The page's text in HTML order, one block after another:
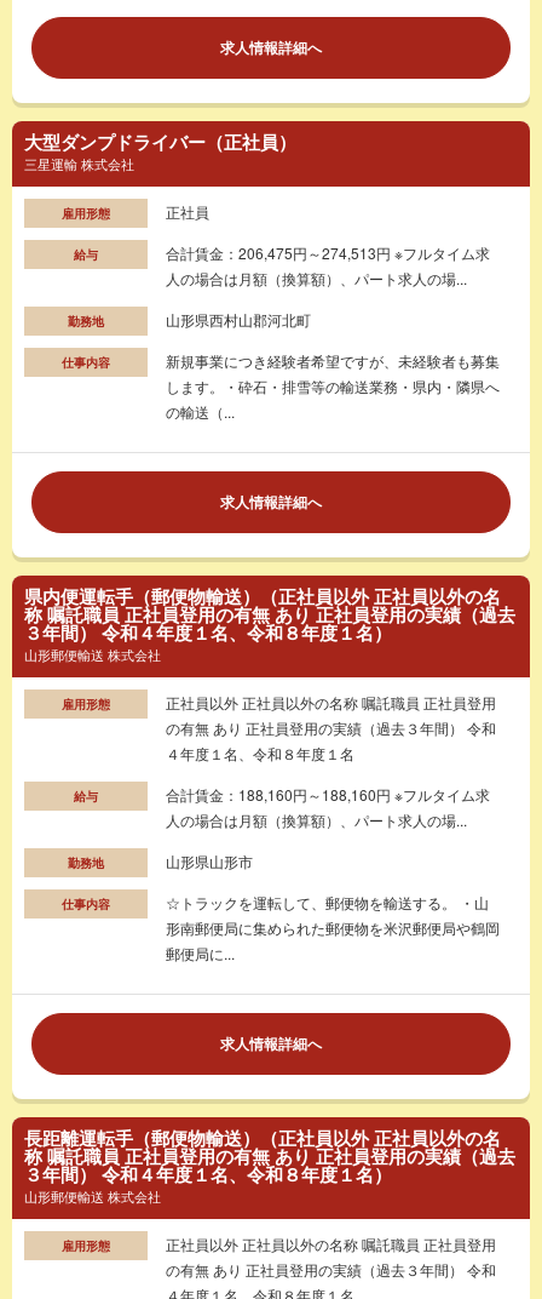
求人情報詳細へ
大型ダンプドライバー（正社員）
三星運輸 株式会社
雇用形態 正社員
給与
合計賃金：206,475円～274,513円 ※フルタイム求
人の場合は月額（換算額）、パート求人の場...
勤務地 山形県西村山郡河北町
仕事内容
新規事業につき経験者希望ですが、未経験者も募集
します。・砕石・排雪等の輸送業務・県内・隣県へ
の輸送（...
求人情報詳細へ
県内便運転手（郵便物輸送）（正社員以外 正社員以外の名
称 嘱託職員 正社員登用の有無 あり 正社員登用の実績（過去
３年間） 令和４年度１名、令和８年度１名）
山形郵便輸送 株式会社
雇用形態
正社員以外 正社員以外の名称 嘱託職員 正社員登用
の有無 あり 正社員登用の実績（過去３年間） 令和
４年度１名、令和８年度１名
給与
合計賃金：188,160円～188,160円 ※フルタイム求
人の場合は月額（換算額）、パート求人の場...
勤務地 山形県山形市
仕事内容
☆トラックを運転して、郵便物を輸送する。 ・山
形南郵便局に集められた郵便物を米沢郵便局や鶴岡
郵便局に...
求人情報詳細へ
長距離運転手（郵便物輸送）（正社員以外 正社員以外の名
称 嘱託職員 正社員登用の有無 あり 正社員登用の実績（過去
３年間） 令和４年度１名、令和８年度１名）
山形郵便輸送 株式会社
雇用形態
正社員以外 正社員以外の名称 嘱託職員 正社員登用
の有無 あり 正社員登用の実績（過去３年間） 令和
４年度１名、令和８年度１名